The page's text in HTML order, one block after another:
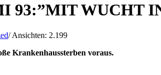
93:”MIT WUCHT
/ Ansichten: 2.199
Krankenhaussterben voraus.